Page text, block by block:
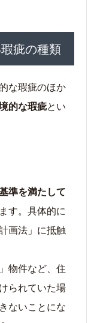
疵の種類
な瑕疵のほか
的な瑕疵とい
準を満たして
す。具体的に
画法」に抵触
物件など、住
られていた場
ないことにな